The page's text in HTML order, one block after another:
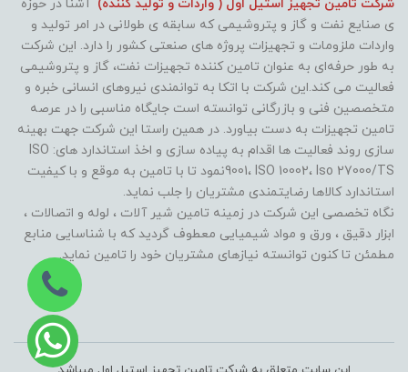
شرکت تامین تجهیز استیل اول ( واردات و تولید کننده) آشنا در حوزه
ی صنایع نفت و گاز و پتروشیمی که سابقه ی طولانی در امر تولید و
واردات ملزومات و تجهیزات پروژه های صنعتی کشور را دارد. این شرکت
به طور حرفه‌ای به عنوان تامین کننده تجهیزات نفت، گاز و پتروشیمی
فعالیت می کند.این شرکت با اتکا به توانمندی نیروهای انسانی خبره و
متخصصین فنی و بازرگانی توانسته است جایگاه مناسبی را در عرصه
تامین تجهیزات به دست بیاورد. در همین راستا این شرکت جهت بهینه
سازی روند فعالیت ها اقدام به پیاده سازی و اخذ استاندارد های: ISO
9001، ISO 10002، Iso 27000/TSنمود تا با تامین به موقع و با کیفیت
استاندارد کالاها رضایتمندی مشتریان را جلب نماید.
نگاه تخصصی این شرکت در زمینه تامین شیر آلات ، لوله و اتصالات ،
ابزار دقیق ، ورق و مواد شیمیایی معطوف گردید که با شناسایی منابع
مطمئن تا کنون توانسته نیازهای مشتریان خود را تامین نماید.